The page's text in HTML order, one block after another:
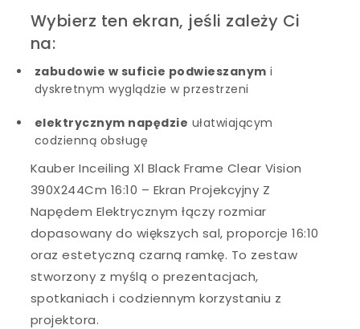
Wybierz ten ekran, jeśli zależy Ci
na:
zabudowie w suficie podwieszanym i
dyskretnym wyglądzie w przestrzeni
elektrycznym napędzie ułatwiającym
codzienną obsługę
Kauber Inceiling Xl Black Frame Clear Vision
390X244Cm 16:10 – Ekran Projekcyjny Z
Napędem Elektrycznym łączy rozmiar
dopasowany do większych sal, proporcje 16:10
oraz estetyczną czarną ramkę. To zestaw
stworzony z myślą o prezentacjach,
spotkaniach i codziennym korzystaniu z
projektora.